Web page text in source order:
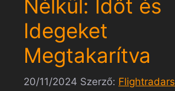
Nélkül: Időt és
Idegeket
Megtakarítva
20/11/2024 Szerző: Flightradars